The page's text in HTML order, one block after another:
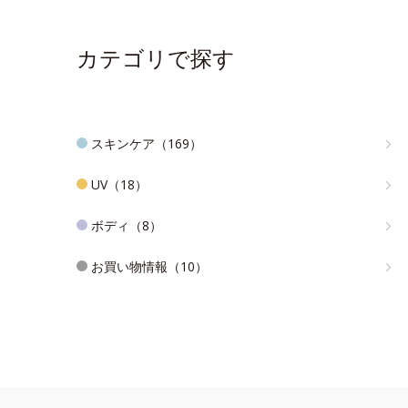
カテゴリで探す
スキンケア（169）
UV（18）
ボディ（8）
お買い物情報（10）